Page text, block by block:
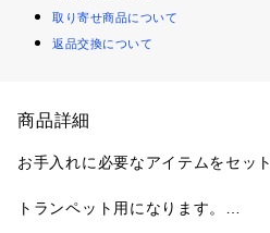
取り寄せ商品について
返品交換について
商品詳細
お手入れに必要なアイテムをセッ
トランペット用になります。